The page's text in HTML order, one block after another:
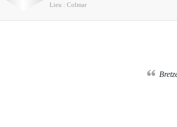
Lieu : Colmar